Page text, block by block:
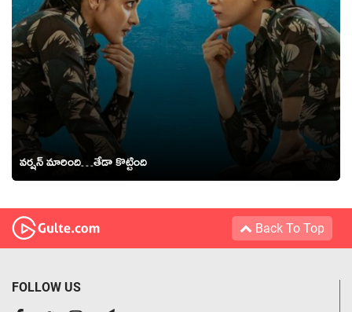
వర్షన్ మారింది…తేడా కొట్టింది
Back To Top
FOLLOW US